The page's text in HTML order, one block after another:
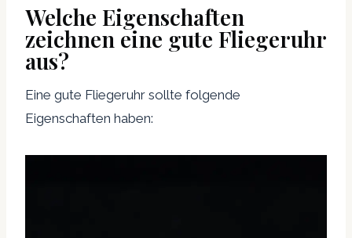
Welche Eigenschaften
zeichnen eine gute Fliegeruhr
aus?
Eine gute Fliegeruhr sollte folgende
Eigenschaften haben: